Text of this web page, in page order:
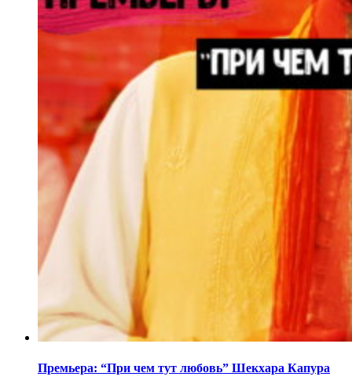
Премьера: “При чем тут любовь” Шекхара Капура